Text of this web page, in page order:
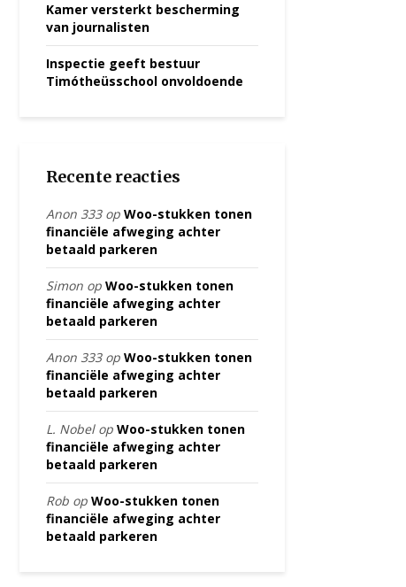
Kamer versterkt bescherming
van journalisten
Inspectie geeft bestuur
Timótheüsschool onvoldoende
Recente reacties
Anon 333op Woo-stukken tonen
financiële afweging achter
betaald parkeren
Simon op Woo-stukken tonen
financiële afweging achter
betaald parkeren
Anon 333op Woo-stukken tonen
financiële afweging achter
betaald parkeren
L. Nobelop Woo-stukken tonen
financiële afweging achter
betaald parkeren
Rob op Woo-stukken tonen
financiële afweging achter
betaald parkeren